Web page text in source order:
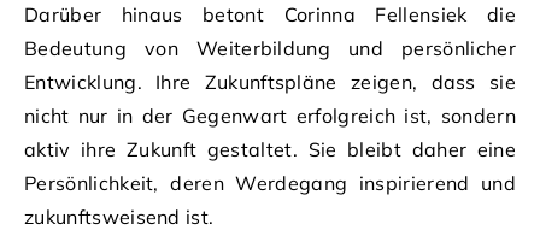
Darüber hinaus betont Corinna Fellensiek die
Bedeutung von Weiterbildung und persönlicher
Entwicklung. Ihre Zukunftspläne zeigen, dass sie
nicht nur in der Gegenwart erfolgreich ist, sondern
aktiv ihre Zukunft gestaltet. Sie bleibt daher eine
Persönlichkeit, deren Werdegang inspirierend und
zukunftsweisend ist.